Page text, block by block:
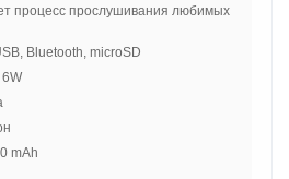
процесс прослушивания любимых
Bluetooth, microSD
mAh